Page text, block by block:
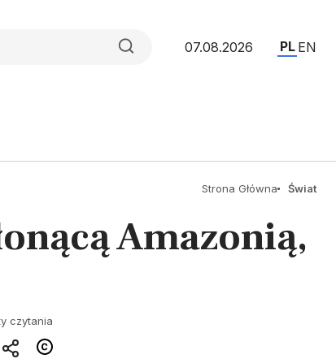
07.08.2026 PL EN
Strona Główna Świat
Amazonią,
czytania